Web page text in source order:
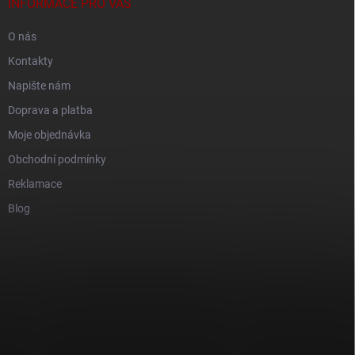
INFORMACE PRO VÁS
O nás
Kontakty
Napište nám
Doprava a platba
Moje objednávka
Obchodní podmínky
Reklamace
Blog